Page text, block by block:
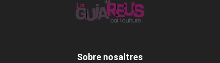
Sobre nosaltres